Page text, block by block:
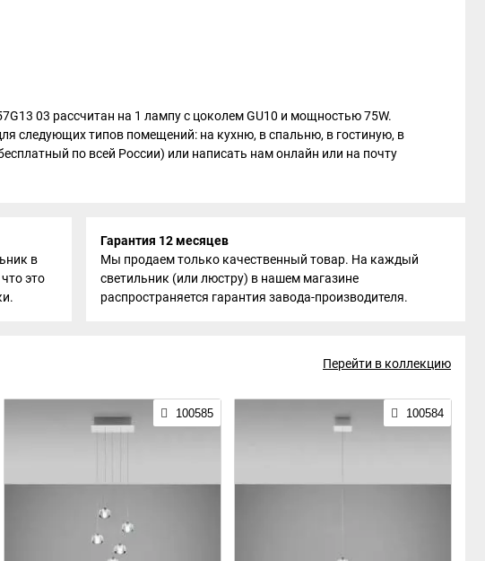
03 рассчитан на 1 лампу с цоколем GU10 и мощностью 75W.
следующих типов помещений: на кухню, в спальню, в гостиную, в
по всей России) или написать нам онлайн или на почту
в
это
Гарантия 12 месяцев
Мы продаем только качественный товар. На каждый
светильник (или люстру) в нашем магазине
распространяется гарантия завода-производителя.
Перейти в коллекцию
100585 100584